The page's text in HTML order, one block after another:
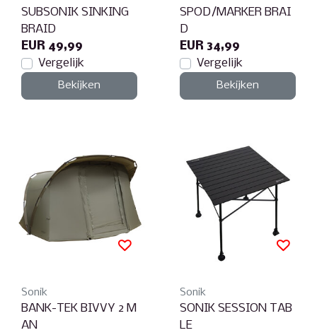
SUBSONIK SINKING
BRAID
EUR 49,99
Vergelijk
Bekijken
SPOD/MARKER BRAI
D
EUR 34,99
Vergelijk
Bekijken
Sonik
BANK-TEK BIVVY 2 M
AN
Sonik
SONIK SESSION TAB
LE